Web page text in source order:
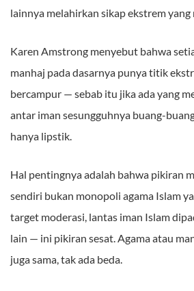
lainnya melahirkan sikap ekstrem yang
Karen Amstrong menyebut bahwa
manhaj pada dasarnya punya titik
bercampur — sebab itu jika ada yang
antar iman sesungguhnya buang-
hanya lipstik.
Hal pentingnya adalah bahwa pikiran
sendiri bukan monopoli agama Islam
target moderasi, lantas iman Islam
lain — ini pikiran sesat. Agama atau
juga sama, tak ada beda.